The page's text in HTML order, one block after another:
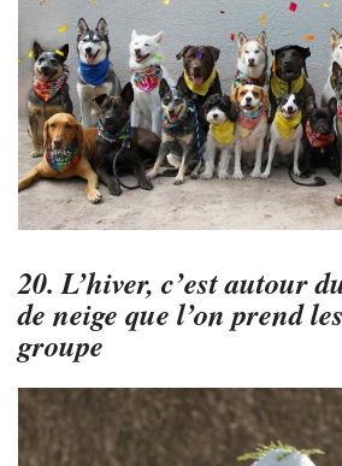
20. L’hiver, c’est autour
de neige que l’on prend
groupe